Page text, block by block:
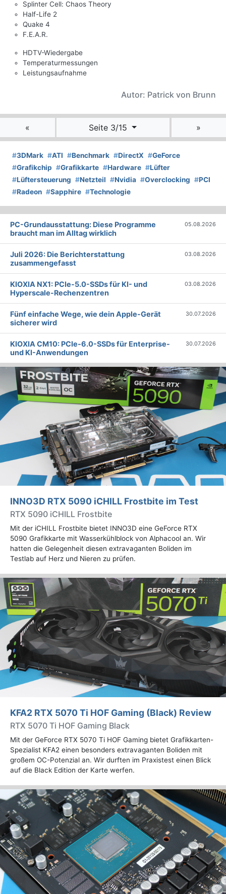
Splinter Cell: Chaos Theory
Half-Life 2
Quake 4
F.E.A.R.
HDTV-Wiedergabe
Temperaturmessungen
Leistungsaufnahme
Autor: Patrick von Brunn
« Seite 3/15 »
#3DMark #ATI #Benchmark #DirectX #GeForce
#Grafikchip #Grafikkarte #Hardware #Lüfter
#Lüftersteuerung #Netzteil #Nvidia #Overclocking #PCI
#Radeon #Sapphire #Technologie
PC-Grundausstattung: Diese Programme
braucht man im Alltag wirklich
05.08.2026
Juli 2026: Die Bericht­erstattung
zusammengefasst
03.08.2026
KIOXIA NX1: PCIe-5.0-SSDs für KI- und
Hyperscale-Rechenzentren
03.08.2026
Fünf einfache Wege, wie dein Apple-Gerät
sicherer wird
30.07.2026
KIOXIA CM10: PCIe-6.0-SSDs für Enterprise-
und KI-Anwendungen
30.07.2026
INNO3D RTX 5090 iCHILL Frostbite im Test
RTX 5090 iCHILL Frostbite
Mit der iCHILL Frostbite bietet INNO3D eine GeForce RTX
5090 Grafikkarte mit Wasserkühlblock von Alphacool an. Wir
hatten die Gelegenheit diesen extravaganten Boliden im
Testlab auf Herz und Nieren zu prüfen.
KFA2 RTX 5070 Ti HOF Gaming (Black) Review
RTX 5070 Ti HOF Gaming Black
Mit der GeForce RTX 5070 Ti HOF Gaming bietet Grafikkarten-
Spezialist KFA2 einen besonders extravaganten Boliden mit
großem OC-Potenzial an. Wir durften im Praxistest einen Blick
auf die Black Edition der Karte werfen.